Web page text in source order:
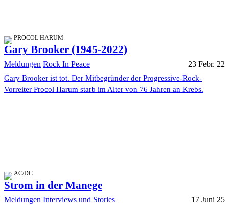
PROCOL HARUM
Gary Brooker (1945-2022)
Meldungen Rock In Peace 23 Febr. 22
Gary Brooker ist tot. Der Mitbegründer der Progressive-Rock-
Vorreiter Procol Harum starb im Alter von 76 Jahren an Krebs.
AC/DC
Strom in der Manege
Meldungen Interviews und Stories 17 Juni 25